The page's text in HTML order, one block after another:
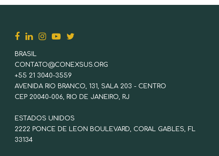
BRASIL
CONTATO@CONEXSUS.ORG
+55 21 3040-3559
AVENIDA RIO BRANCO, 131, SALA 203 - CENTRO
CEP 20040-006, RIO DE JANEIRO, RJ
ESTADOS UNIDOS
2222 PONCE DE LEON BOULEVARD, CORAL GABLES, FL
33134